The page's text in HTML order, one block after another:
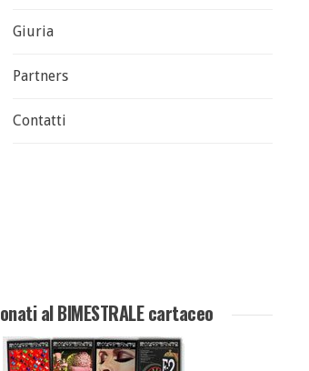
Giuria
Partners
Contatti
al BIMESTRALE cartaceo